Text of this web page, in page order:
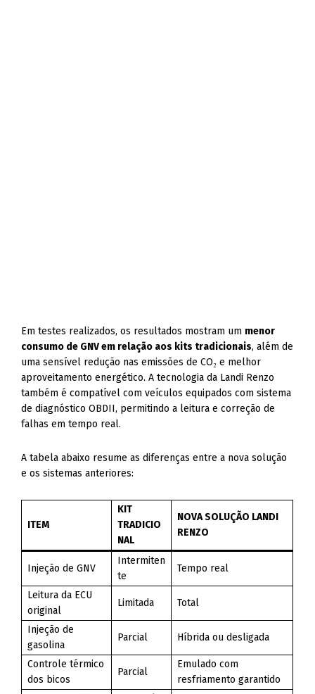
Em testes realizados, os resultados mostram um menor
consumo de GNV em relação aos kits tradicionais, além de
uma sensível redução nas emissões de CO₂ e melhor
aproveitamento energético. A tecnologia da Landi Renzo
também é compatível com veículos equipados com sistema
de diagnóstico OBDII, permitindo a leitura e correção de
falhas em tempo real.
A tabela abaixo resume as diferenças entre a nova solução
e os sistemas anteriores:
ITEM
KIT
TRADICIO
NAL
NOVA SOLUÇÃO LANDI
RENZO
Injeção de GNV
Intermiten
te
Tempo real
Leitura da ECU
original
Limitada Total
Injeção de
gasolina
Parcial Híbrida ou desligada
Controle térmico
dos bicos
Parcial
Emulado com
resfriamento garantido